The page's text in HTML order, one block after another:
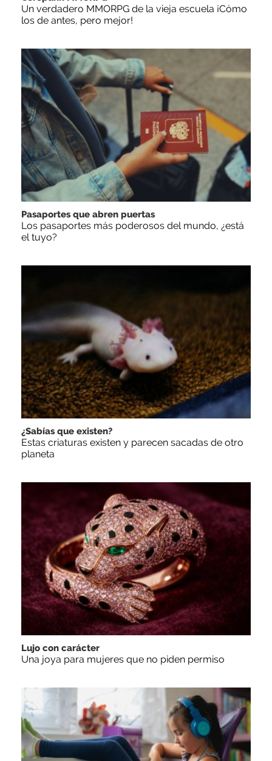
Un verdadero MMORPG de la vieja escuela ¡Cómo
los de antes, pero mejor!
Pasaportes que abren puertas
Los pasaportes más poderosos del mundo, ¿está
el tuyo?
¿Sabías que existen?
Estas criaturas existen y parecen sacadas de otro
planeta
Lujo con carácter
Una joya para mujeres que no piden permiso